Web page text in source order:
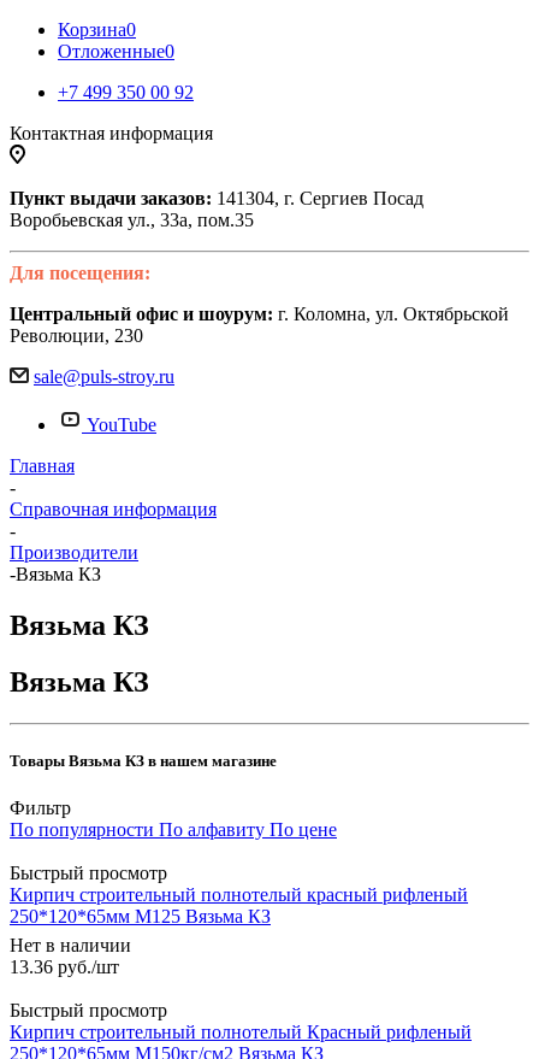
Корзина0
Отложенные0
+7 499 350 00 92
Контактная информация
Пункт выдачи заказов: 141304, г. Сергиев Посад
Воробьевская ул., 33а, пом.35
Для посещения:
Центральный офис и шоурум: г. Коломна, ул. Октябрьской
Революции, 230
sale@puls-stroy.ru
YouTube
Главная
-
Справочная информация
-
Производители
-Вязьма КЗ
Вязьма КЗ
Вязьма КЗ
Товары Вязьма КЗ в нашем магазине
Фильтр
По популярности По алфавиту По цене
Быстрый просмотр
Кирпич строительный полнотелый красный рифленый
250*120*65мм М125 Вязьма КЗ
Нет в наличии
13.36 руб./шт
Быстрый просмотр
Кирпич строительный полнотелый Красный рифленый
250*120*65мм М150кг/см2 Вязьма КЗ